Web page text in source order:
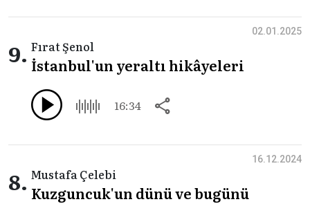
9. Fırat Şenol
İstanbul'un yeraltı hikâyeleri
16:34
02.01.2025
8. Mustafa Çelebi
Kuzguncuk'un dünü ve bugünü
16.12.2024